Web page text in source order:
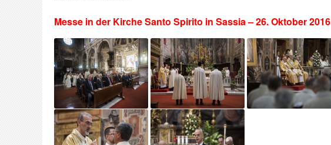
Messe in der Kirche Santo Spirito in Sassia – 26. Oktober 2016